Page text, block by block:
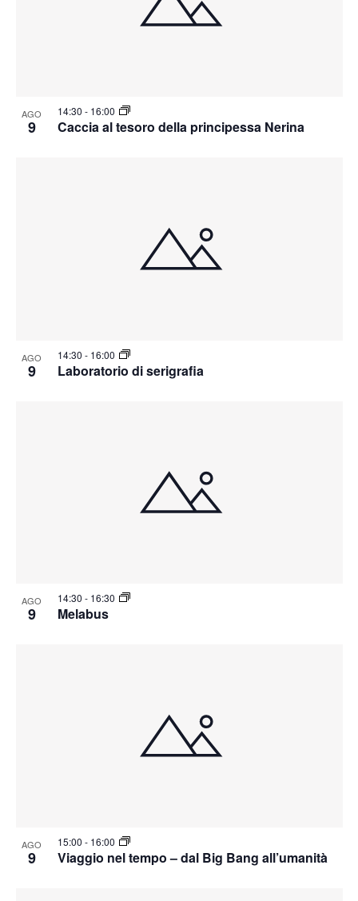
AGO
9 Caccia al tesoro della principessa Nerina
14:30 - 16:00
AGO
9 Laboratorio di serigrafia
14:30 - 16:00
AGO
9 Melabus
14:30 - 16:30
AGO
9 Viaggio nel tempo – dal Big Bang all’umanità
15:00 - 16:00